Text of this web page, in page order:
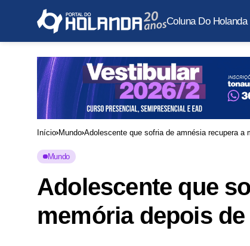
Coluna Do Holanda
Início Mundo Adolescente que sofria de amnésia recupera a
Mundo
Adolescente que
memória depois